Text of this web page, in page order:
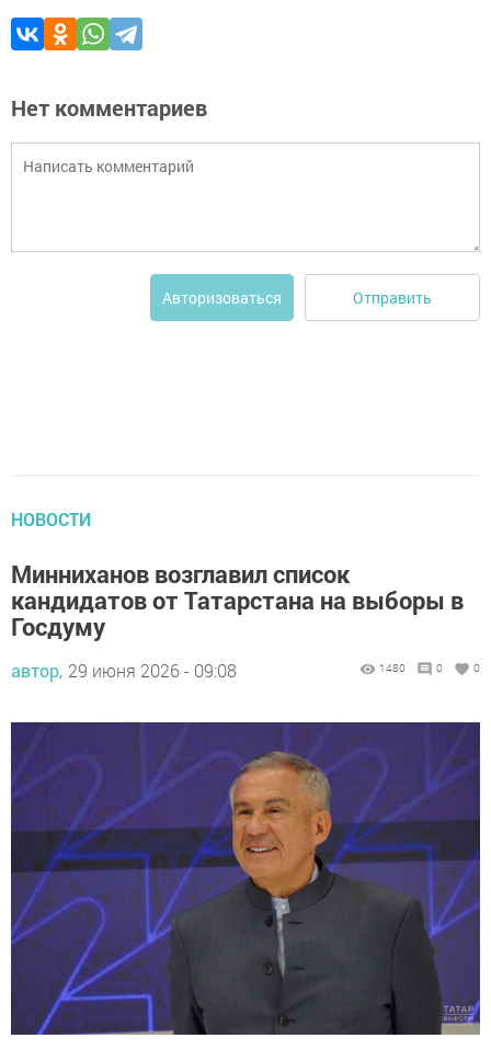
Нет комментариев
Авторизоваться Отправить
НОВОСТИ
Минниханов возглавил список
кандидатов от Татарстана на выборы в
Госдуму
автор, 29 июня 2026 - 09:08 1480 0 0